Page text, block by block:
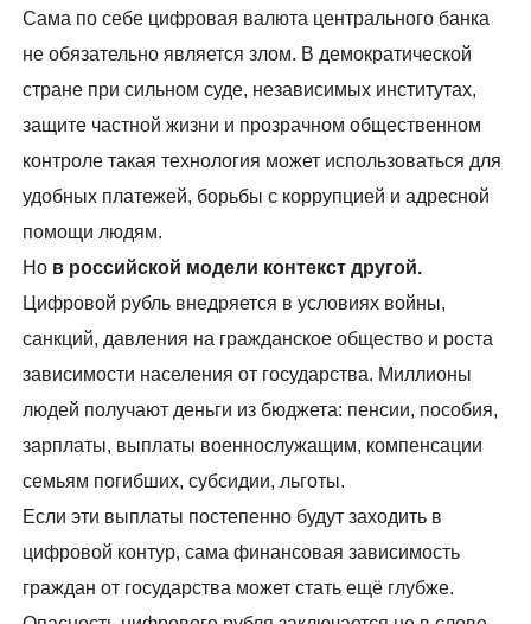
Сама по себе цифровая валюта центрального банка
не обязательно является злом. В демократической
стране при сильном суде, независимых институтах,
защите частной жизни и прозрачном общественном
контроле такая технология может использоваться для
удобных платежей, борьбы с коррупцией и адресной
помощи людям.
Но в российской модели контекст другой.
Цифровой рубль внедряется в условиях войны,
санкций, давления на гражданское общество и роста
зависимости населения от государства. Миллионы
людей получают деньги из бюджета: пенсии, пособия,
зарплаты, выплаты военнослужащим, компенсации
семьям погибших, субсидии, льготы.
Если эти выплаты постепенно будут заходить в
цифровой контур, сама финансовая зависимость
граждан от государства может стать ещё глубже.